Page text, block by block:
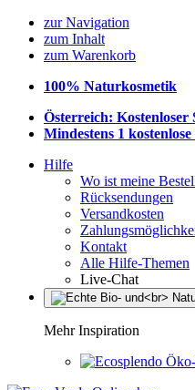
zur Navigation
zum Inhalt
zum Warenkorb
100% Naturkosmetik
Österreich: Kostenloser
Mindestens 1
Hilfe
Wo ist meine
Rücksendungen
Versandkosten
Kontakt
Alle Hilfe-Themen
Live-Chat
Mehr Inspiration